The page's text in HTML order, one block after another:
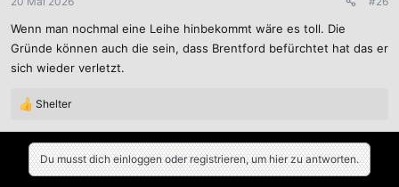
n
:
Wenn man nochmal eine Leihe hinbekommt wäre es toll. Die
Gründe können auch die sein, dass Brentford befürchtet hat das er
sich wieder verletzt.
R
Shelter
Du musst dich einloggen oder registrieren, um hier zu antworten.